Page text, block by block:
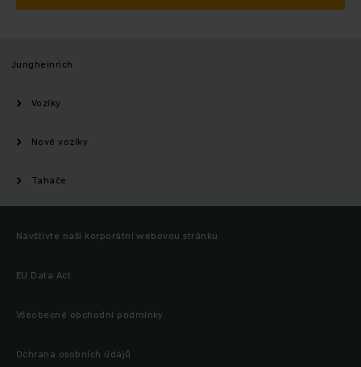
Jungheinrich
Vozíky
Nové vozíky
Tahače
Navštivte naši korporátní webovou stránku
EU Data Act
Všeobecné obchodní podmínky
Ochrana osobních údajů